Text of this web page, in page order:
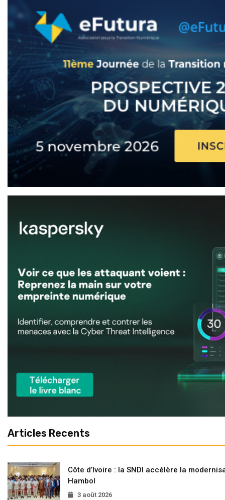
Articles Recents
Côte d’Ivoire : la SNDI accélère la
Hambol
3 août 2026